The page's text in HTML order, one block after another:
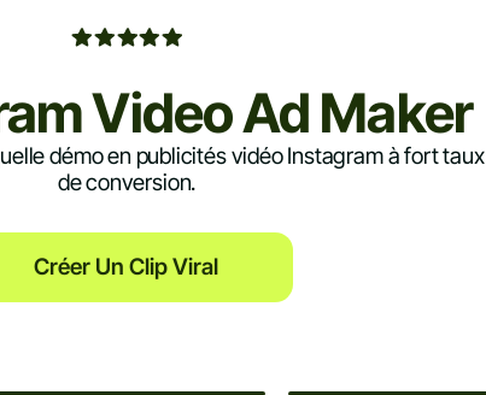
Video Ad Maker
démo en publicités vidéo Instagram à fort taux
de conversion.
Créer Un Clip Viral